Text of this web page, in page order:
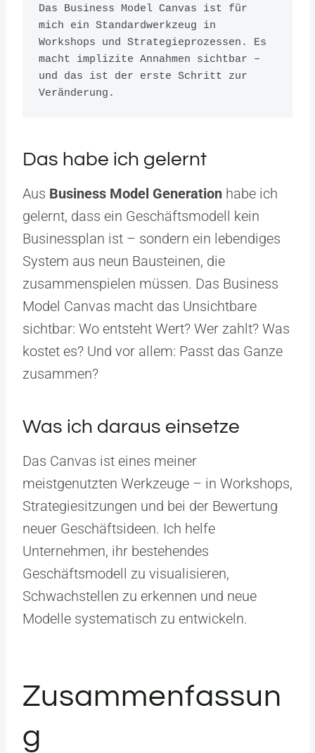
Das Business Model Canvas ist für
mich ein Standardwerkzeug in
Workshops und Strategieprozessen. Es
macht implizite Annahmen sichtbar –
und das ist der erste Schritt zur
Veränderung.
Das habe ich gelernt
Aus Business Model Generation habe ich
gelernt, dass ein Geschäftsmodell kein
Businessplan ist – sondern ein lebendiges
System aus neun Bausteinen, die
zusammenspielen müssen. Das Business
Model Canvas macht das Unsichtbare
sichtbar: Wo entsteht Wert? Wer zahlt? Was
kostet es? Und vor allem: Passt das Ganze
zusammen?
Was ich daraus einsetze
Das Canvas ist eines meiner
meistgenutzten Werkzeuge – in Workshops,
Strategiesitzungen und bei der Bewertung
neuer Geschäftsideen. Ich helfe
Unternehmen, ihr bestehendes
Geschäftsmodell zu visualisieren,
Schwachstellen zu erkennen und neue
Modelle systematisch zu entwickeln.
Zusammenfassun
g